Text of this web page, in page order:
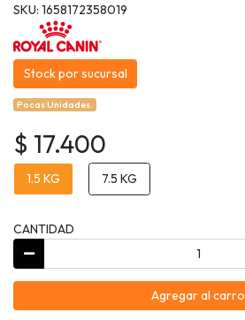
SKU: 1658172358019
Stock por sucursal
Pocas Unidades.
$ 17.400
1.5 KG 7.5 KG
CANTIDAD
Agregar al carro